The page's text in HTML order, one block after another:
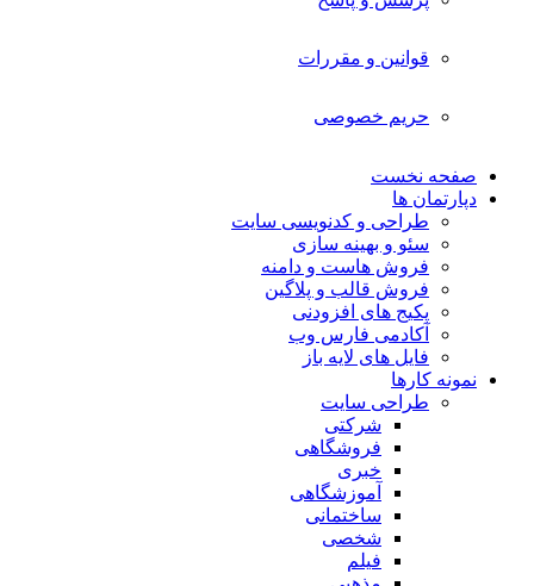
قوانین و مقررات
حریم خصوصی
صفحه نخست
دپارتمان ها
طراحی و کدنویسی سایت
سئو و بهینه سازی
فروش هاست و دامنه
فروش قالب و پلاگین
پکیج های افزودنی
آکادمی فارس وب
فایل های لایه باز
نمونه کارها
طراحی سایت
شرکتی
فروشگاهی
خبری
آموزشگاهی
ساختمانی
شخصی
فیلم